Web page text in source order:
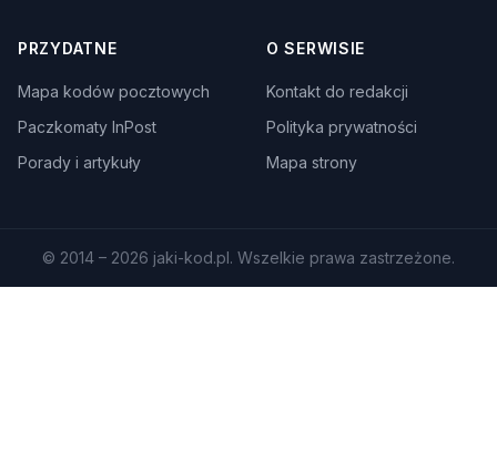
PRZYDATNE
Mapa kodów pocztowych
Paczkomaty InPost
Porady i artykuły
O SERWISIE
Kontakt do redakcji
Polityka prywatności
Mapa strony
© 2014 – 2026 jaki-kod.pl. Wszelkie prawa zastrzeżone.